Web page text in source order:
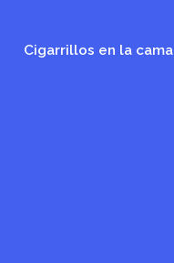
Cigarrillos en la cama